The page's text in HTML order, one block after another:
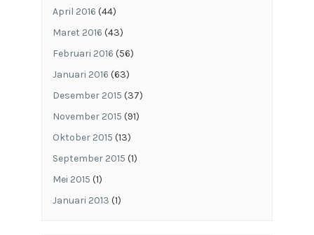
April 2016 (44)
Maret 2016 (43)
Februari 2016 (56)
Januari 2016 (63)
Desember 2015 (37)
November 2015 (91)
Oktober 2015 (13)
September 2015 (1)
Mei 2015 (1)
Januari 2013 (1)